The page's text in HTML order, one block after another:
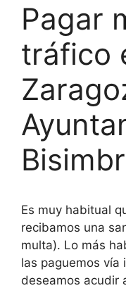
Pagar
tráfico
Es muy habitual
recibamos una
multa). Lo más
las paguemos vía
deseamos acudir